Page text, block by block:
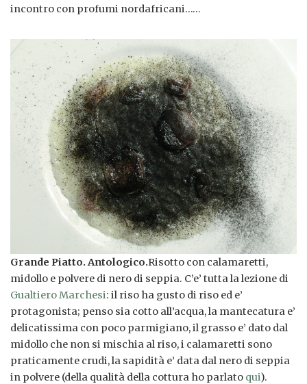
incontro con profumi nordafricani……
Grande Piatto. Antologico.Risotto con calamaretti,
midollo e polvere di nero di seppia. C’e’ tutta la lezione di
Gualtiero Marchesi: il riso ha gusto di riso ed e’
protagonista; penso sia cotto all’acqua, la mantecatura e’
delicatissima con poco parmigiano, il grasso e’ dato dal
midollo che non si mischia al riso, i calamaretti sono
praticamente crudi, la sapidità e’ data dal nero di seppia
in polvere (della qualità della cottura ho parlato qui).